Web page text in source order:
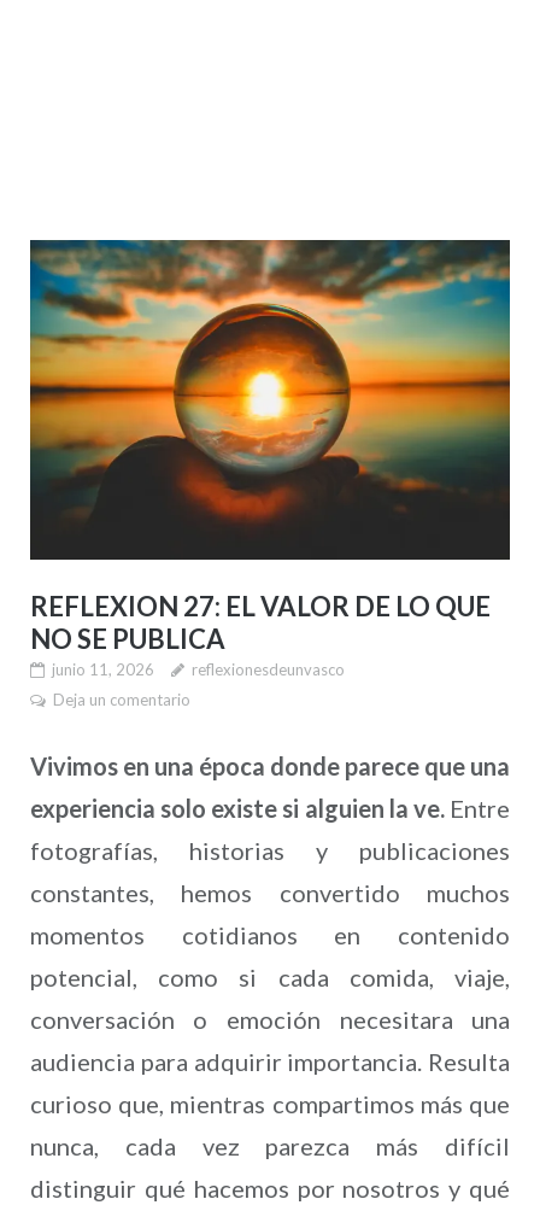
REFLEXION 27: EL VALOR DE LO QUE
NO SE PUBLICA
junio 11, 2026
reflexionesdeunvasco
Deja un comentario
Vivimos en una época donde parece que una
experiencia solo existe si alguien la ve.Entre
fotografías, historias y publicaciones
constantes, hemos convertido muchos
momentos cotidianos en contenido
potencial, como si cada comida, viaje,
conversación o emoción necesitara una
audiencia para adquirir importancia. Resulta
curioso que, mientras compartimos más que
nunca, cada vez parezca más difícil
distinguir qué hacemos por nosotros y qué